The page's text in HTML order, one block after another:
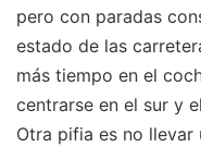
pero con paradas
estado de las
más tiempo en el
centrarse en el sur y
Otra pifia es no